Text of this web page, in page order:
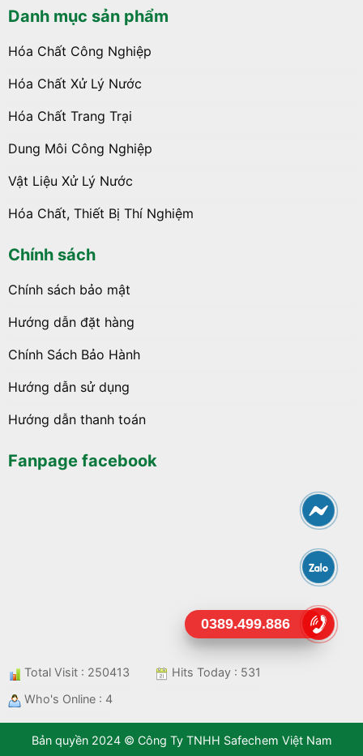
Danh mục sản phẩm
Hóa Chất Công Nghiệp
Hóa Chất Xử Lý Nước
Hóa Chất Trang Trại
Dung Môi Công Nghiệp
Vật Liệu Xử Lý Nước
Hóa Chất, Thiết Bị Thí Nghiệm
Chính sách
Chính sách bảo mật
Hướng dẫn đặt hàng
Chính Sách Bảo Hành
Hướng dẫn sử dụng
Hướng dẫn thanh toán
Fanpage facebook
Total Visit : 250413
Hits Today : 531
Who's Online : 4
Bản quyền 2024 © Công Ty TNHH Safechem Việt Nam
0389.499.886